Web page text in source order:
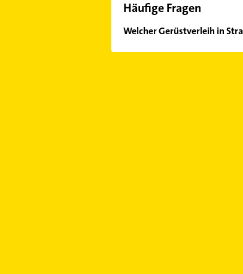
Häufige Fragen
Welcher Gerüstverleih in
Im Anbieter-Bereich finden